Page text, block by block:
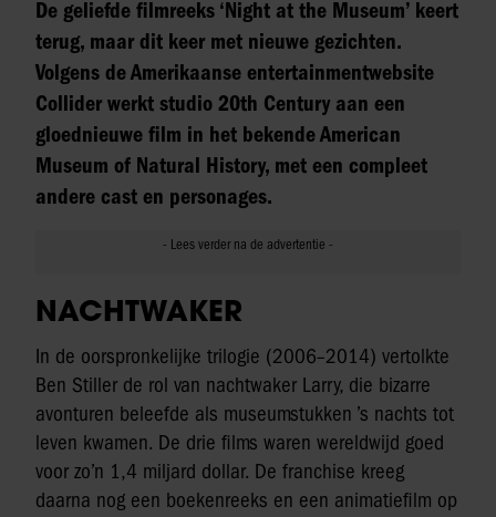
De geliefde filmreeks ‘Night at the Museum’ keert
terug, maar dit keer met nieuwe gezichten.
Volgens de Amerikaanse entertainmentwebsite
Collider werkt studio 20th Century aan een
gloednieuwe film in het bekende American
Museum of Natural History, met een compleet
andere cast en personages.
NACHTWAKER
In de oorspronkelijke trilogie (2006–2014) vertolkte
Ben Stiller de rol van nachtwaker Larry, die bizarre
avonturen beleefde als museumstukken ’s nachts tot
leven kwamen. De drie films waren wereldwijd goed
voor zo’n 1,4 miljard dollar. De franchise kreeg
daarna nog een boekenreeks en een animatiefilm op